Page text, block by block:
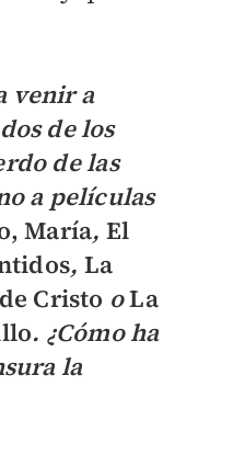
venir a
de los
de las
a películas
María, El
, La
Cristo oLa
. ¿Cómo ha
la